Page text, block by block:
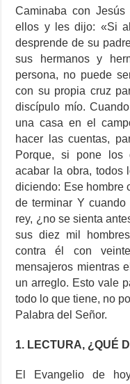
Caminaba con
ellos y les dijo: «Si
desprende de su
sus hermanos y
persona, no puede
con su propia cruz
discípulo mío.
una casa en el
hacer las cuentas,
Porque, si pone los
acabar la obra, todos
diciendo: Ese hombre
de terminar Y
rey, ¿no se sienta
sus diez mil
contra él con
mensajeros mientras
un arreglo. Esto vale
todo lo que tiene, no
Palabra del Señor.
1. LECTURA, ¿QUÉ
El Evangelio de